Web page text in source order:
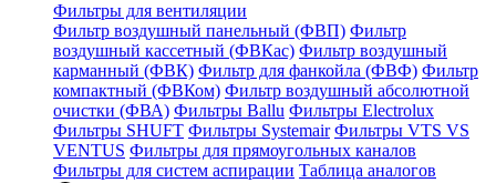
Фильтры для вентиляции
Фильтр воздушный панельный (ФВП) Фильтр
воздушный кассетный (ФВКас) Фильтр воздушный
карманный (ФВК) Фильтр для фанкойла (ФВФ) Фильтр
компактный (ФВКом) Фильтр воздушный абсолютной
очистки (ФВА) Фильтры Ballu Фильтры Electrolux
Фильтры SHUFT Фильтры Systemair Фильтры VTS VS
VENTUS Фильтры для прямоугольных каналов
Фильтры для систем аспирации Таблица аналогов